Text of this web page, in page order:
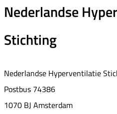
Nederlandse
Stichting
Nederlandse Hyperventilatie
Postbus 74386
1070 BJ Amsterdam